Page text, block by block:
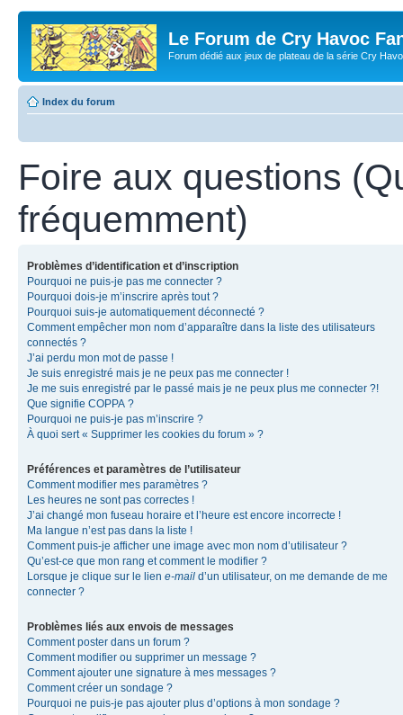
Le Forum de Cry Havoc
Forum dédié aux jeux de plateau de la série Cry
Index du forum
Foire aux questions
fréquemment)
Problèmes d’identification et d’inscription
Pourquoi ne puis-je pas me connecter ?
Pourquoi dois-je m’inscrire après tout ?
Pourquoi suis-je automatiquement déconnecté ?
Comment empêcher mon nom d’apparaître dans la liste des utilisateurs
connectés ?
J’ai perdu mon mot de passe !
Je suis enregistré mais je ne peux pas me connecter !
Je me suis enregistré par le passé mais je ne peux plus me connecter ?!
Que signifie COPPA ?
Pourquoi ne puis-je pas m’inscrire ?
À quoi sert « Supprimer les cookies du forum » ?
Préférences et paramètres de l’utilisateur
Comment modifier mes paramètres ?
Les heures ne sont pas correctes !
J’ai changé mon fuseau horaire et l’heure est encore incorrecte !
Ma langue n’est pas dans la liste !
Comment puis-je afficher une image avec mon nom d’utilisateur ?
Qu’est-ce que mon rang et comment le modifier ?
Lorsque je clique sur le lien e-mail d’un utilisateur, on me demande de me
connecter ?
Problèmes liés aux envois de messages
Comment poster dans un forum ?
Comment modifier ou supprimer un message ?
Comment ajouter une signature à mes messages ?
Comment créer un sondage ?
Pourquoi ne puis-je pas ajouter plus d’options à mon sondage ?